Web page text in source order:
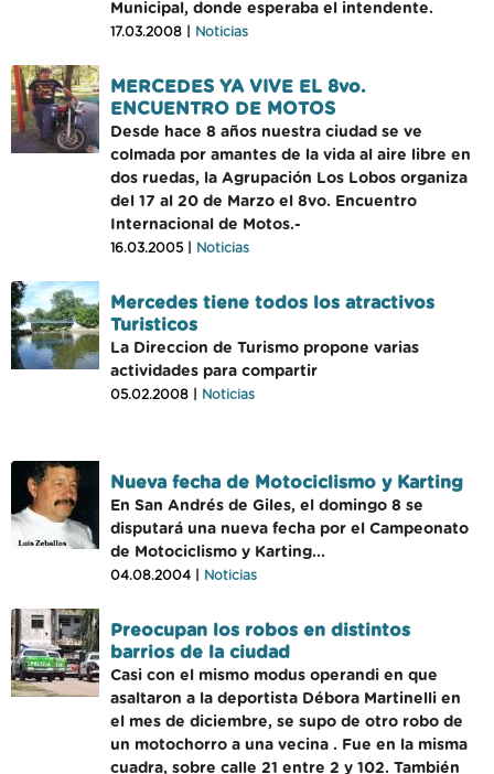
Municipal, donde esperaba el intendente.
17.03.2008 | Noticias
MERCEDES YA VIVE EL 8vo.
ENCUENTRO DE MOTOS
Desde hace 8 años nuestra ciudad se ve
colmada por amantes de la vida al aire libre en
dos ruedas, la Agrupación Los Lobos organiza
del 17 al 20 de Marzo el 8vo. Encuentro
Internacional de Motos.-
16.03.2005 | Noticias
Mercedes tiene todos los atractivos
Turisticos
La Direccion de Turismo propone varias
actividades para compartir
05.02.2008 | Noticias
Nueva fecha de Motociclismo y Karting
En San Andrés de Giles, el domingo 8 se
disputará una nueva fecha por el Campeonato
de Motociclismo y Karting...
04.08.2004 | Noticias
Preocupan los robos en distintos
barrios de la ciudad
Casi con el mismo modus operandi en que
asaltaron a la deportista Débora Martinelli en
el mes de diciembre, se supo de otro robo de
un motochorro a una vecina . Fue en la misma
cuadra, sobre calle 21 entre 2 y 102. También